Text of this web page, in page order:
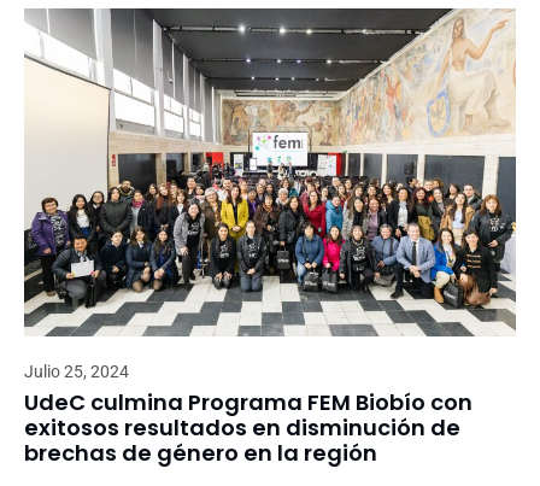
Julio 25, 2024
UdeC culmina Programa FEM Biobío con
exitosos resultados en disminución de
brechas de género en la región